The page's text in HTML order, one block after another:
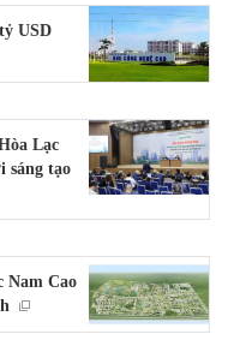
USD
Lạc
sáng tạo
Nam Cao